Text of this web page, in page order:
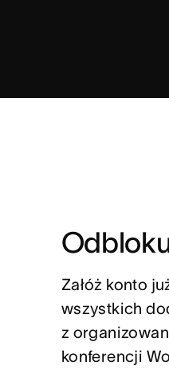
Załóż konto
wszystkich
z
konferencji